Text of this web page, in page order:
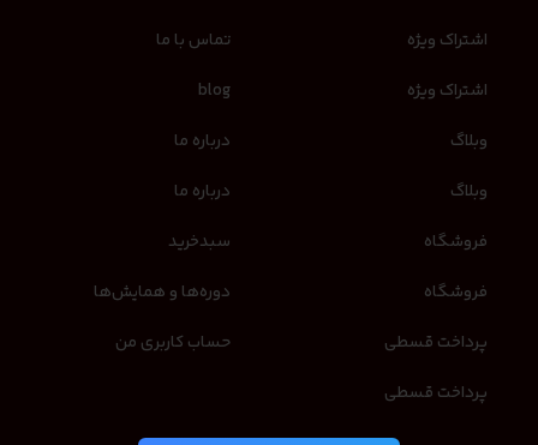
اشتراک ویژه
اشتراک ویژه
وبلاگ
وبلاگ
فروشگاه
فروشگاه
پرداخت قسطی
پرداخت قسطی
تماس با ما
blog
درباره ما
درباره ما
سبدخرید
دوره‌ها و همایش‌ها
حساب کاربری من